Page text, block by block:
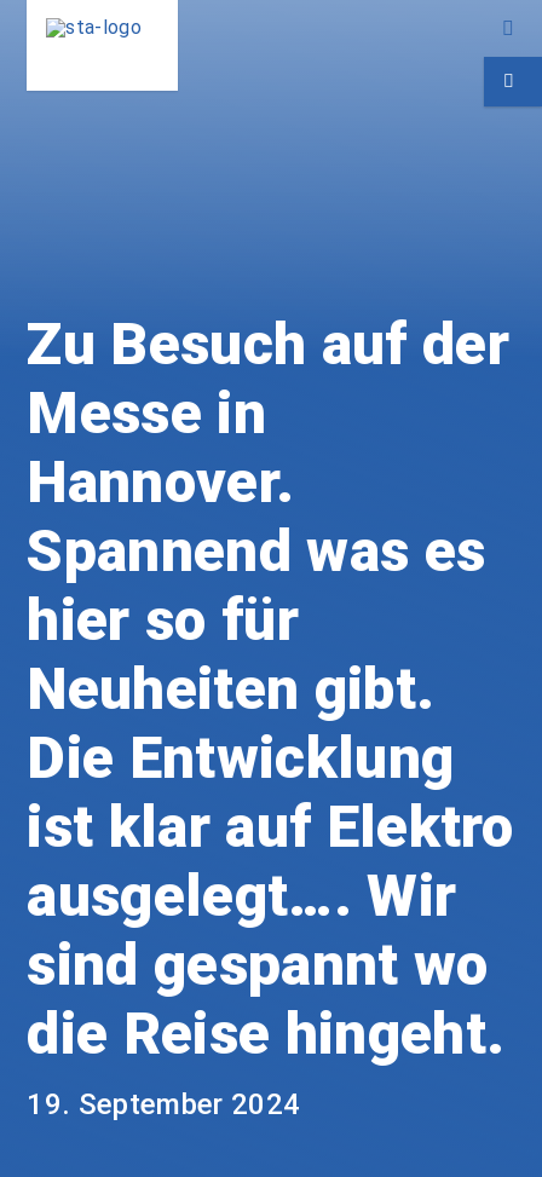
Zu Besuch auf der
Messe in
Hannover.
Spannend was es
hier so für
Neuheiten gibt.
Die Entwicklung
ist klar auf Elektro
ausgelegt…. Wir
sind gespannt wo
die Reise hingeht.
19. September 2024